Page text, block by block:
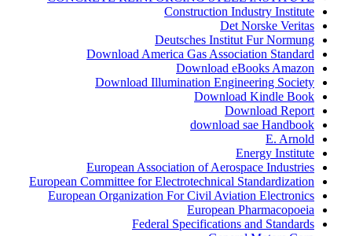
Construction Industry Institute
Det Norske Veritas
Deutsches Institut Fur Normung
Download America Gas Association Standard
Download eBooks Amazon
Download Illumination Engineering Society
Download Kindle Book
Download Report
download sae Handbook
E. Arnold
Energy Institute
European Association of Aerospace Industries
European Committee for Electrotechnical Standardization
European Organization For Civil Aviation Electronics
European Pharmacopoeia
Federal Specifications and Standards